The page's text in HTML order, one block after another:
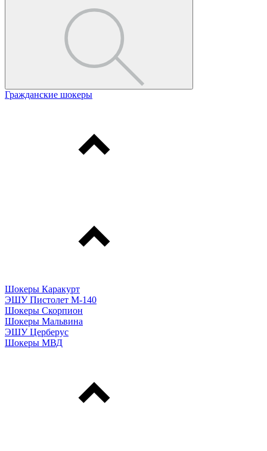
Гражданские шокеры
Шокеры Каракурт
ЭШУ Пистолет М-140
Шокеры Скорпион
Шокеры Мальвина
ЭШУ Церберус
Шокеры МВД